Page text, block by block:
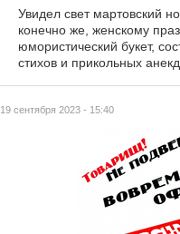
19 сентября 2023 - 15:40
Увидел свет мартовский
конечно же, женскому празднику. Наших
юмористический букет,
стихов и прикольных